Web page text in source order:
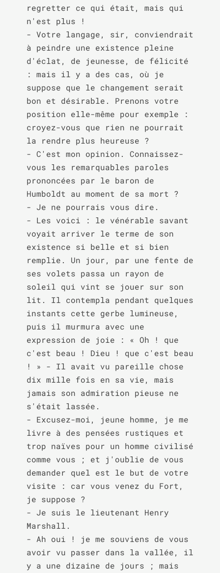
regretter ce qui était, mais qui
n'est plus !
- Votre langage, sir, conviendrait
à peindre une existence pleine
d'éclat, de jeunesse, de félicité
: mais il y a des cas, où je
suppose que le changement serait
bon et désirable. Prenons votre
position elle-même pour exemple :
croyez-vous que rien ne pourrait
la rendre plus heureuse ?
- C'est mon opinion. Connaissez-
vous les remarquables paroles
prononcées par le baron de
Humboldt au moment de sa mort ?
- Je ne pourrais vous dire.
- Les voici : le vénérable savant
voyait arriver le terme de son
existence si belle et si bien
remplie. Un jour, par une fente de
ses volets passa un rayon de
soleil qui vint se jouer sur son
lit. Il contempla pendant quelques
instants cette gerbe lumineuse,
puis il murmura avec une
expression de joie : « Oh ! que
c'est beau ! Dieu ! que c'est beau
! » - Il avait vu pareille chose
dix mille fois en sa vie, mais
jamais son admiration pieuse ne
s'était lassée.
- Excusez-moi, jeune homme, je me
livre à des pensées rustiques et
trop naïves pour un homme civilisé
comme vous ; et j'oublie de vous
demander quel est le but de votre
visite : car vous venez du Fort,
je suppose ?
- Je suis le lieutenant Henry
Marshall.
- Ah oui ! je me souviens de vous
avoir vu passer dans la vallée, il
y a une dizaine de jours ; mais